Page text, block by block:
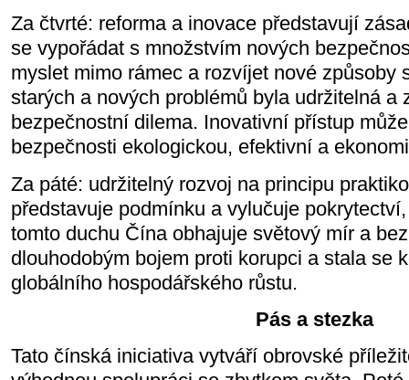
Za čtvrté: reforma a inovace představují
se vypořádat s množstvím nových
myslet mimo rámec a rozvíjet nové způsoby
starých a nových problémů byla udržitelná a
bezpečnostní dilema. Inovativní přístup
bezpečnosti ekologickou, efektivní a
Za páté: udržitelný rozvoj na principu
představuje podmínku a vylučuje
tomto duchu Čína obhajuje světový mír a
dlouhodobým bojem proti korupci a stala se
globálního hospodářského růstu.
Pás a stezka
Tato čínská iniciativa vytváří obrovské